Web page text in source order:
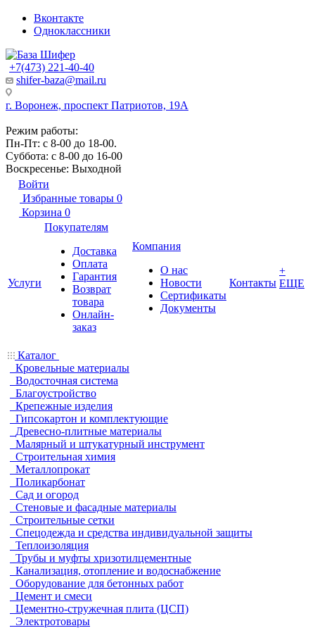
Вконтакте
Одноклассники
+7(473) 221-40-40
shifer-baza@mail.ru
г. Воронеж, проспект Патриотов, 19А
Режим работы:
Пн-Пт: с 8-00 до 18-00.
Суббота: с 8-00 до 16-00
Воскресенье: Выходной
Войти
Избранные товары 0
Корзина 0
Услуги
Покупателям
Доставка
Оплата
Гарантия
Возврат
товара
Онлайн-
заказ
Компания
О нас
Новости
Сертификаты
Документы
Контакты
+
ЕЩЕ
Каталог
Кровельные материалы
Водосточная система
Благоустройство
Крепежные изделия
Гипсокартон и комплектующие
Древесно-плитные материалы
Малярный и штукатурный инструмент
Строительная химия
Металлопрокат
Поликарбонат
Сад и огород
Стеновые и фасадные материалы
Строительные сетки
Спецодежда и средства индивидуальной защиты
Теплоизоляция
Трубы и муфты хризотилцементные
Канализация, отопление и водоснабжение
Оборудование для бетонных работ
Цемент и смеси
Цементно-стружечная плита (ЦСП)
Электротовары